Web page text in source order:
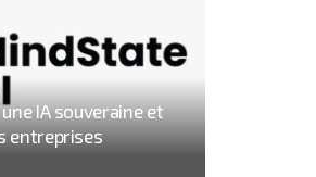
IA souveraine et
entreprises